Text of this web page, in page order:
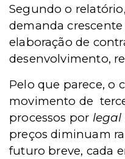
Segundo o
demanda
elaboração de
desenvolvimento,
Pelo que parece, o
movimento de
processos por legal
preços diminuam
futuro breve, cada